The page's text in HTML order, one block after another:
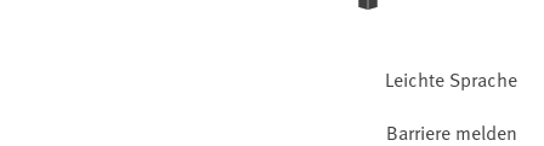
Leichte Sprache
Barriere melden